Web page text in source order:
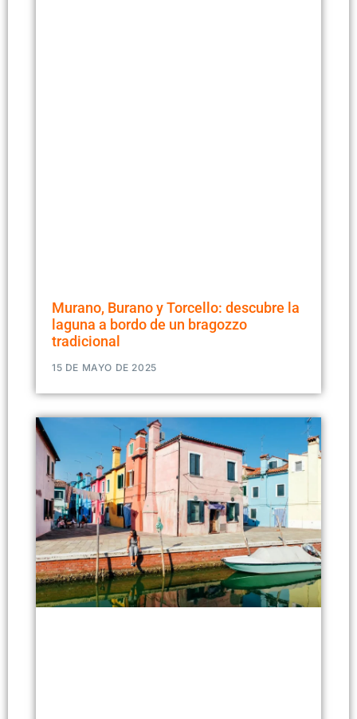
Murano, Burano y Torcello: descubre la
laguna a bordo de un bragozzo
tradicional
15 DE MAYO DE 2025